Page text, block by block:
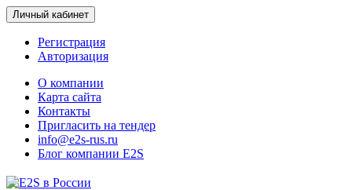
Личный кабинет
Регистрация
Авторизация
О компании
Карта сайта
Контакты
Пригласить на тендер
info@e2s-rus.ru
Блог компании E2S